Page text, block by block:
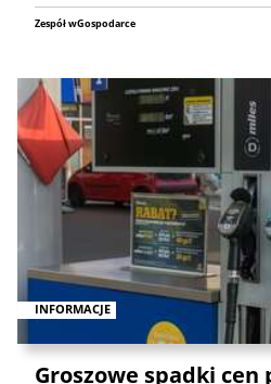
Zespół wGospodarce
INFORMACJE
Groszowe spadki cen